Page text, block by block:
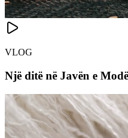
VLOG
Një ditë në Javën e